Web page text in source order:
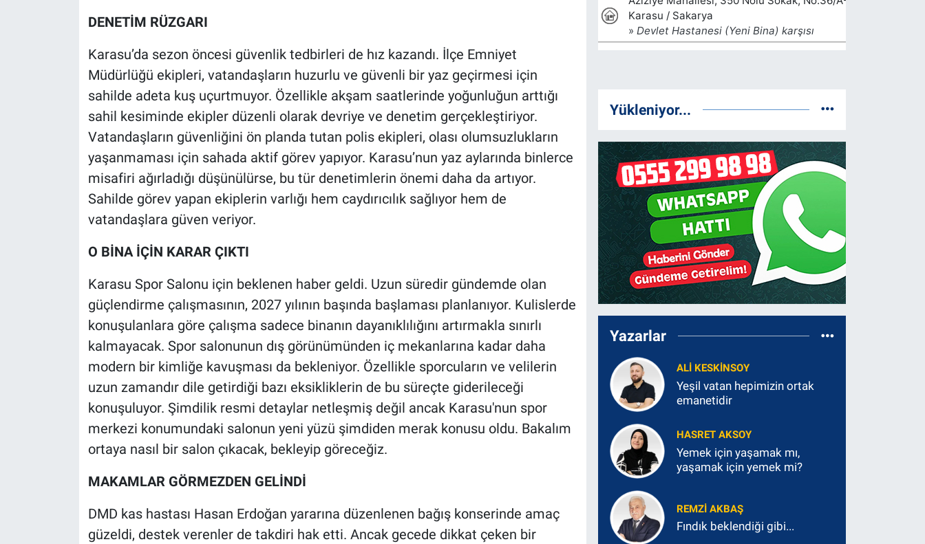
DENETİM RÜZGARI
Karasu’da sezon öncesi güvenlik tedbirleri de hız kazandı. İlçe Emniyet
Müdürlüğü ekipleri, vatandaşların huzurlu ve güvenli bir yaz geçirmesi için
sahilde adeta kuş uçurtmuyor. Özellikle akşam saatlerinde yoğunluğun arttığı
sahil kesiminde ekipler düzenli olarak devriye ve denetim gerçekleştiriyor.
Vatandaşların güvenliğini ön planda tutan polis ekipleri, olası olumsuzlukların
yaşanmaması için sahada aktif görev yapıyor. Karasu’nun yaz aylarında binlerce
misafiri ağırladığı düşünülürse, bu tür denetimlerin önemi daha da artıyor.
Sahilde görev yapan ekiplerin varlığı hem caydırıcılık sağlıyor hem de
vatandaşlara güven veriyor.
O BİNA İÇİN KARAR ÇIKTI
Karasu Spor Salonu için beklenen haber geldi. Uzun süredir gündemde olan
güçlendirme çalışmasının, 2027 yılının başında başlaması planlanıyor. Kulislerde
konuşulanlara göre çalışma sadece binanın dayanıklılığını artırmakla sınırlı
kalmayacak. Spor salonunun dış görünümünden iç mekanlarına kadar daha
modern bir kimliğe kavuşması da bekleniyor. Özellikle sporcuların ve velilerin
uzun zamandır dile getirdiği bazı eksikliklerin de bu süreçte giderileceği
konuşuluyor. Şimdilik resmi detaylar netleşmiş değil ancak Karasu'nun spor
merkezi konumundaki salonun yeni yüzü şimdiden merak konusu oldu. Bakalım
ortaya nasıl bir salon çıkacak, bekleyip göreceğiz.
MAKAMLAR GÖRMEZDEN GELİNDİ
DMD kas hastası Hasan Erdoğan yararına düzenlenen bağış konserinde amaç
güzeldi, destek verenler de takdiri hak etti. Ancak gecede dikkat çeken bir
Yükleniyor...
Yazarlar
ALI KESKINSOY
Yeşil vatan hepimizin ortak
emanetidir
HASRET AKSOY
Yemek için yaşamak mı,
yaşamak için yemek mi?
REMZI AKBAŞ
Fındık beklendiği gibi...